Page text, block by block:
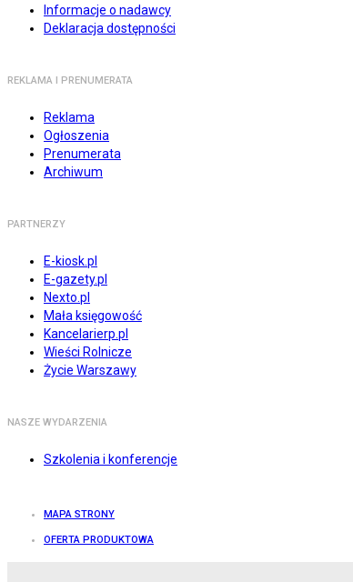
Informacje o nadawcy
Deklaracja dostępności
REKLAMA I PRENUMERATA
Reklama
Ogłoszenia
Prenumerata
Archiwum
PARTNERZY
E-kiosk.pl
E-gazety.pl
Nexto.pl
Mała księgowość
Kancelarierp.pl
Wieści Rolnicze
Życie Warszawy
NASZE WYDARZENIA
Szkolenia i konferencje
MAPA STRONY
OFERTA PRODUKTOWA